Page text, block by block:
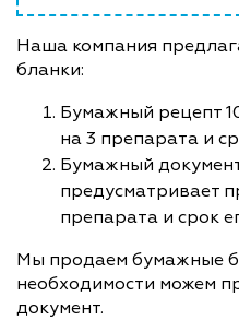
Наша компания
бланки:
Бумажный рецепт
на 3 препарата и
Бумажный
предусматривает
препарата и срок
Мы продаем бумажные
необходимости можем
документ.